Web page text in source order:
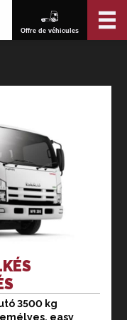
Offre de véhicules
3500 kg
easy
kiváló